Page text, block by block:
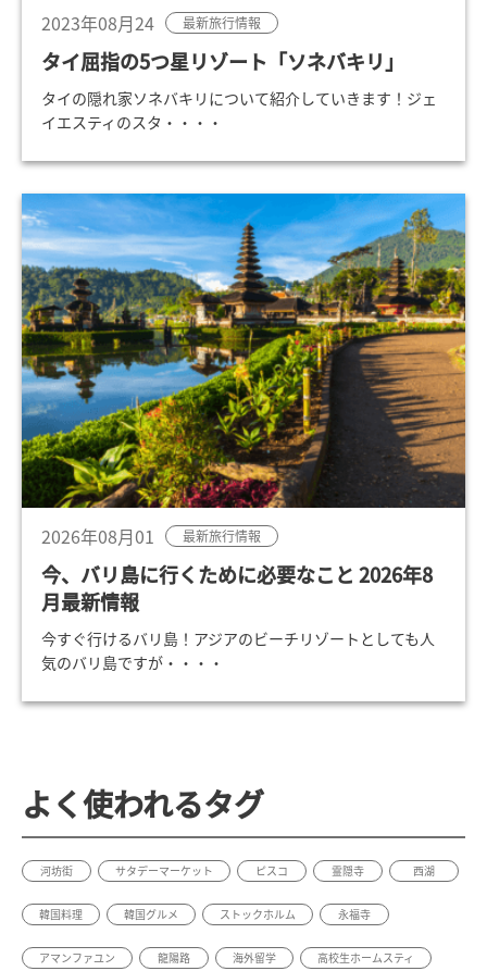
2023年08月24 最新旅行情報
タイ屈指の5つ星リゾート「ソネバキリ」
タイの隠れ家ソネバキリについて紹介していきます！ジェ
イエスティのスタ・・・・
2026年08月01 最新旅行情報
今、バリ島に行くために必要なこと 2026年8
月最新情報
今すぐ行けるバリ島！アジアのビーチリゾートとしても人
気のバリ島ですが・・・・
よく使われるタグ
河坊街 サタデーマーケット ピスコ 霊隠寺 西湖
韓国料理 韓国グルメ ストックホルム 永福寺
アマンファユン 龍陽路 海外留学 高校生ホームスティ